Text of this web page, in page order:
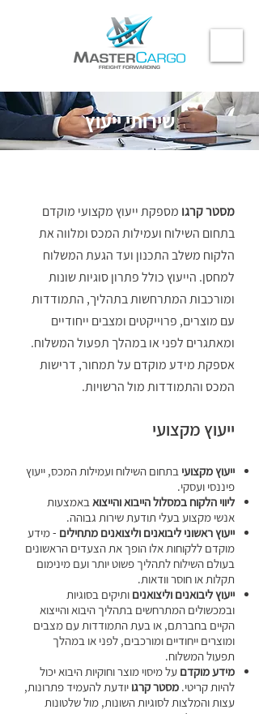
שירותי ייעוץ
מסטר קרגו מספקת ייעוץ מקצועי מוקדם
בתחום השילוח ועמילות המכס ומלווה את
הלקוח משלב התכנון ועד הגעת המשלוח
למחסן. הייעוץ כולל פתרון סוגיות שונות
ומורכבות המתרחשות בתהליך, התמודדות
עם מוצרים, פרוייקטים ומצבים ייחודיים
ומאתגרים לפני או במהלך תפעול המשלוח.
אספקת מידע מוקדם על תמחור, דרישות
המכס והתמודדות מול הרשויות.
ייעוץ מקצועי
ייעוץ מקצועי בתחום השילוח ועמילות המכס, ייעוץ
פיננסי ועסקי.
ליווי הלקוח במסלול הייבוא והייצואבאמצעות
אנשי מקצוע בעלי תודעת שירות גבוהה.
ייעוץ ראשוני ליבואנים וליצואנים מתחילים - מידע
מוקדם ללקוחות אלו הופך את הצעדים הראשונים
בעולם השילוח לתהליך פשוט יותר ועם מינימום
תקלות או חוסר וודאות.
ייעוץ ליבואנים וליצואנים ותיקים בסוגיות
ובמכשולים המתרחשים בתהליך היבוא והייצוא
הקיים בחברתם, או בעת התמודדות עם מצבים
ומוצרים ייחודיים ומורכבים, לפני או במהלך
תפעול המשלוח.
מידע מוקדם על מיסוי מוצר וחוקיות היבוא יכול
להיות קריטי. מסטר קרגו יודעת להעמיד פתרונות,
עצות והמלצות לסוגיות השונות, מול שלטונות